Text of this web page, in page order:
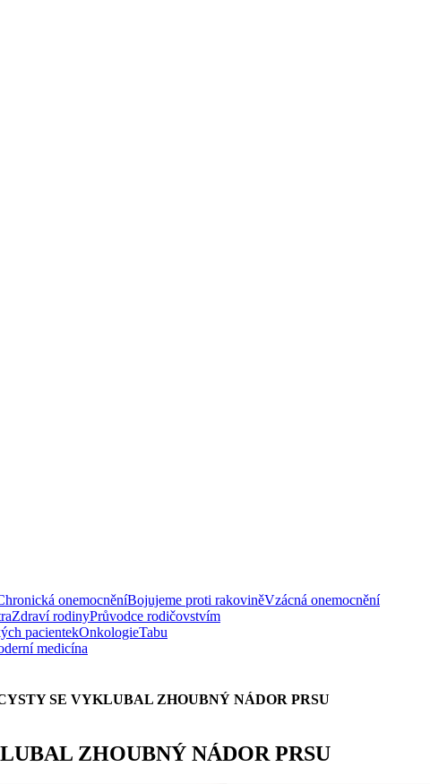
onemocněníBojujeme proti rakoviněVzácná onemocnění
Zdraví rodinyPrůvodce rodičovstvím
pacientekOnkologieTabu
medicína
SE VYKLUBAL ZHOUBNÝ NÁDOR PRSU
ZHOUBNÝ NÁDOR PRSU